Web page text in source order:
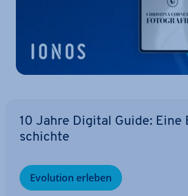
10 Jahre Digital Guide:
schich­te
Evolution erleben